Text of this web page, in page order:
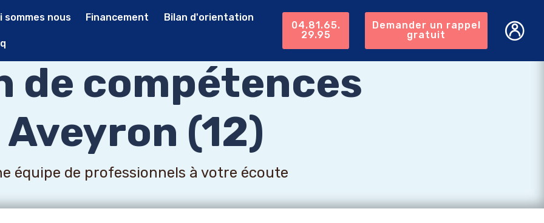
sommes nous Financement Bilan d'orientation
04.81.65.
29.95
Demander un rappel
gratuit
de compétences
Aveyron (12)
équipe de professionnels à votre écoute